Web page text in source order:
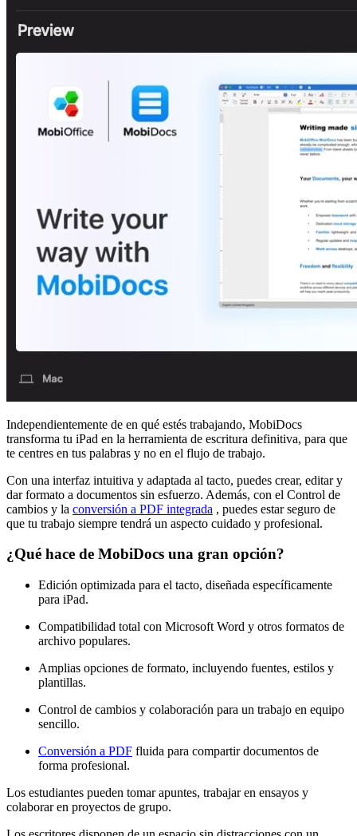
Independientemente de en qué estés trabajando, MobiDocs
transforma tu iPad en la herramienta de escritura definitiva, para que
te centres en tus palabras y no en el flujo de trabajo.
Con una interfaz intuitiva y adaptada al tacto, puedes crear, editar y
dar formato a documentos sin esfuerzo. Además, con el Control de
cambios y la conversión a PDF integrada , puedes estar seguro de
que tu trabajo siempre tendrá un aspecto cuidado y profesional.
¿Qué hace de MobiDocs una gran opción?
Edición optimizada para el tacto, diseñada específicamente
para iPad.
Compatibilidad total con Microsoft Word y otros formatos de
archivo populares.
Amplias opciones de formato, incluyendo fuentes, estilos y
plantillas.
Control de cambios y colaboración para un trabajo en equipo
sencillo.
Conversión a PDF fluida para compartir documentos de
forma profesional.
Los estudiantes pueden tomar apuntes, trabajar en ensayos y
colaborar en proyectos de grupo.